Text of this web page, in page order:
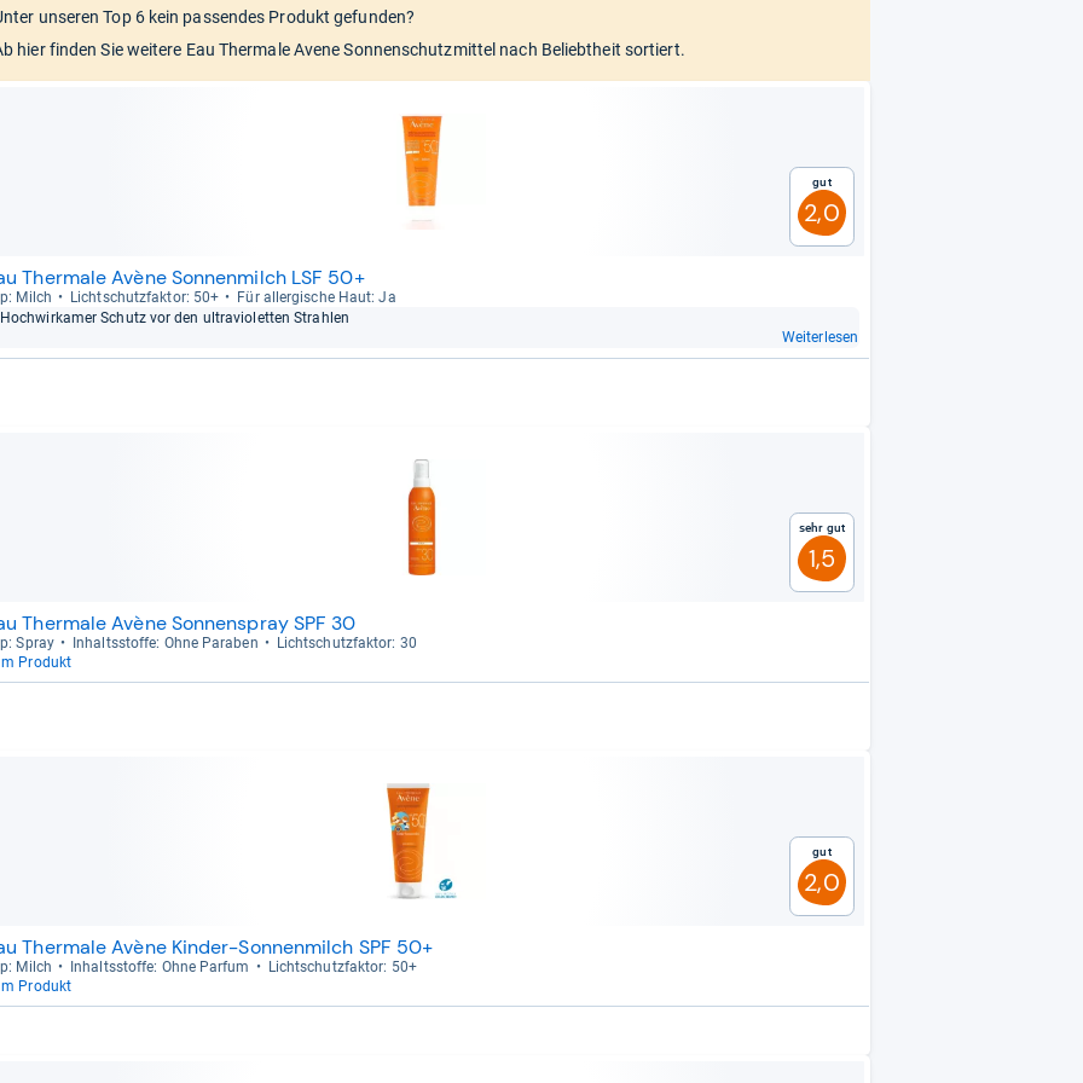
unseren Top 6 kein passendes Produkt gefunden?
hier finden Sie weitere Eau Thermale Avene Sonnenschutzmittel nach Beliebtheit sortiert.
Gut
2,0
Thermale Avène Sonnenmilch LSF 50+
Milch Licht­schutz­fak­tor: 50+
Für all­er­gi­sche Haut: Ja
Hoch­wir­ka­mer Schutz vor den ultra­vio­let­ten Strah­len
Weiterlesen
Sehr gut
1,5
Thermale Avène Sonnenspray SPF 30
Spray Inhaltss­toffe: Ohne Para­ben
Licht­schutz­fak­tor: 30
Produkt
Gut
2,0
Thermale Avène Kinder-Sonnenmilch SPF 50+
Milch Inhaltss­toffe: Ohne Par­fum
Licht­schutz­fak­tor: 50+
Produkt